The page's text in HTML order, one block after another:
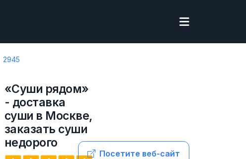
2945
«Cуши рядом»
- доставка
суши в Москве,
заказать суши
недорого
Посетите веб-сайт